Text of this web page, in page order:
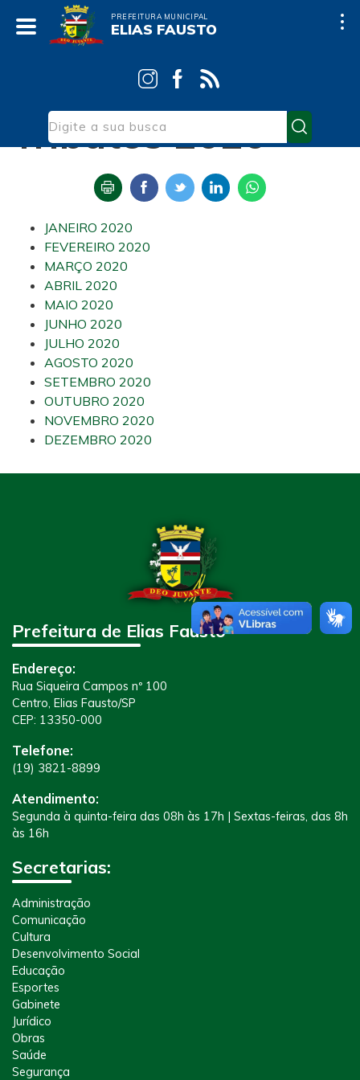
PREFEITURA MUNICIPAL
ELIAS FAUSTO
Contas Públicas
Tributos 2020
JANEIRO 2020
FEVEREIRO 2020
MARÇO 2020
ABRIL 2020
MAIO 2020
JUNHO 2020
JULHO 2020
AGOSTO 2020
SETEMBRO 2020
OUTUBRO 2020
NOVEMBRO 2020
DEZEMBRO 2020
Prefeitura de Elias Fausto
Endereço:
Rua Siqueira Campos nº 100
Centro, Elias Fausto/SP
CEP: 13350-000
Telefone:
(19) 3821-8899
Atendimento:
Segunda à quinta-feira das 08h às 17h | Sextas-feiras, das 8h
às 16h
Secretarias:
Administração
Comunicação
Cultura
Desenvolvimento Social
Educação
Esportes
Gabinete
Jurídico
Obras
Saúde
Segurança